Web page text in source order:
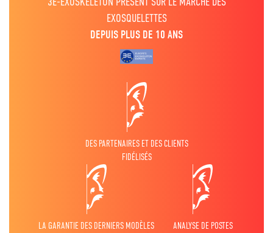
EXOSQUELETTES
DEPUIS PLUS DE 10 ANS
DES PARTENAIRES ET DES CLIENTS
FIDÉLISÉS
LA GARANTIE DES DERNIERS MODÈLES
ANALYSE DE POSTES